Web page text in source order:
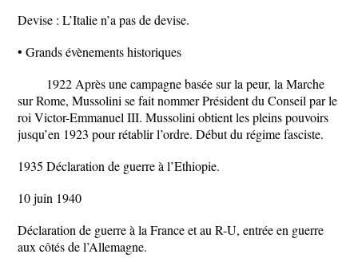
Devise : L’Italie n’a pas de devise.
• Grands évènements historiques
1922 Après une campagne basée sur la peur, la Marche
sur Rome, Mussolini se fait nommer Président du Conseil par le
roi Victor-Emmanuel III. Mussolini obtient les pleins pouvoirs
jusqu’en 1923 pour rétablir l’ordre. Début du régime fasciste.
1935 Déclaration de guerre à l’Ethiopie.
10 juin 1940
Déclaration de guerre à la France et au R-U, entrée en guerre
aux côtés de l’Allemagne.